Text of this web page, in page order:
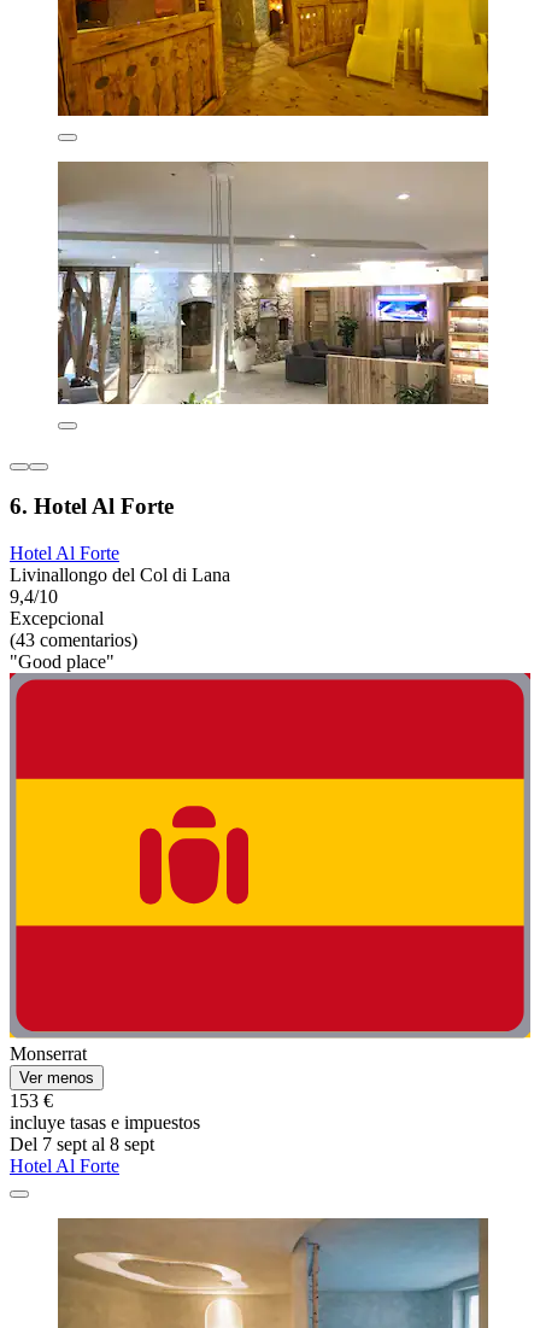
6. Hotel Al Forte
Hotel Al Forte
Livinallongo del Col di Lana
9,4/10
Excepcional
(43 comentarios)
"Good place"
Monserrat
Ver menos
153 €
incluye tasas e impuestos
Del 7 sept al 8 sept
Hotel Al Forte